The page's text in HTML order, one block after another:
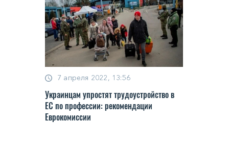
7 апреля 2022, 13:56
Украинцам упростят трудоустройство в
ЕС по профессии: рекомендации
Еврокомиссии